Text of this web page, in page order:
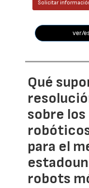
Solicitar
ver/
Qué
sobre
para el
robots